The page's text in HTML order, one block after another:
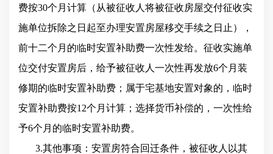
费按30个月计算（从被征收人将被征收房屋交付征收实
施单位拆除之日起至办理安置房屋移交手续之日止），
前十二个月的临时安置补助费一次性发给。征收实施单
位交付安置房后，给予被征收人一次性再发放6个月装
修期的临时安置补助费；属于宅基地安置对象的，临时
安置补助费按12个月计算；选择货币补偿的，一次性给
予6个月的临时安置补助费。
3.其他事项：安置房符合回迁条件，被征收人以其